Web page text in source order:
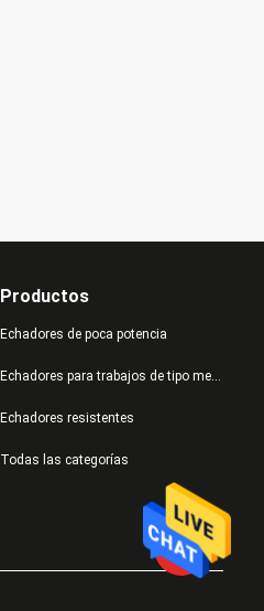
Productos
Echadores de poca potencia
Echadores para trabajos de tipo medio
Echadores resistentes
Todas las categorías